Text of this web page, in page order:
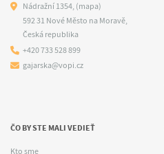
Nádražní 1354,(mapa)
592 31 Nové Město na Moravě,
Česká republika
+420 733 528 899
gajarska@vopi.cz
ČO BY STE MALI VEDIEŤ
Kto sme